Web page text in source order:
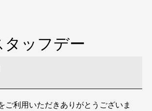
タッフデー
ご利用いただきありがとうございま